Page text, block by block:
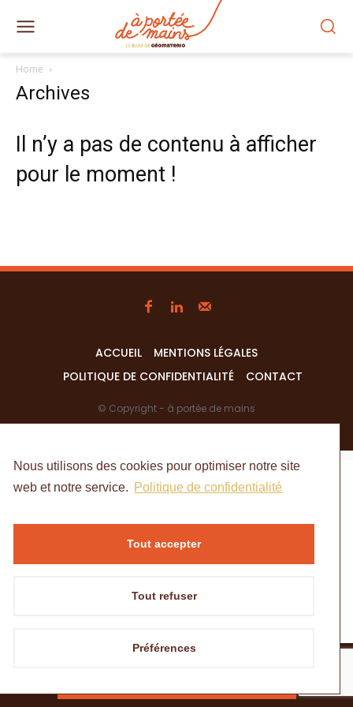
Home
Archives
Il n’y a pas de contenu à afficher
pour le moment !
ACCUEIL
MENTIONS LÉGALES
POLITIQUE DE CONFIDENTIALITÉ
CONTACT
© Copyright - à portée de mains
Nous utilisons des cookies pour optimiser notre site
web et notre service. Politique de confidentialité
Tout accepter
Tout refuser
Préférences